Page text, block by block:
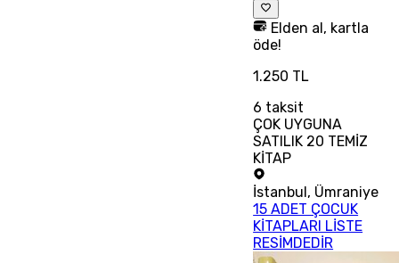
Elden al, kartla
öde!
1.250 TL
6 taksit
ÇOK UYGUNA
SATILIK 20 TEMİZ
KİTAP
İstanbul , Ümraniye
15 ADET ÇOCUK
KİTAPLARI LİSTE
RESİMDEDİR